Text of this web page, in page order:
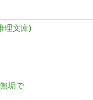
理文庫)
垢で